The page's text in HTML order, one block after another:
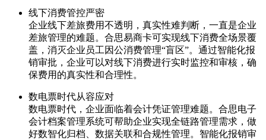
线下消费管控严密
企业线下差旅费用不透明，真实性难判断，一直是企业
差旅管理的难题。合思易商卡可实现线下消费全场景覆
盖，消灭企业员工因公消费管理“盲区”。通过智能化报
销审批，企业可以对线下消费进行实时监控和审核，确
保费用的真实性和合理性。
数电票时代从容应对
数电票时代，企业面临着会计凭证管理难题。合思电子
会计档案管理系统可帮助企业实现全链路管理需求，做
好数智化归档、数据关联和合规性管理。智能化报销审